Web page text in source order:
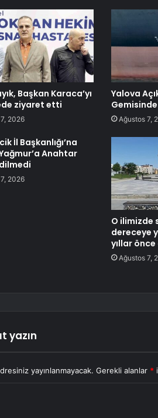
Başkan Karaca’yı
ziyaret etti
2026
Yalova
Ağustos 7,
İl Başkanlığı’na
Anahtar
2026
O ilimizde
dereceye
yıllar
Ağustos 7,
yazın
yayınlanmayacak. Gerekli alanlar *